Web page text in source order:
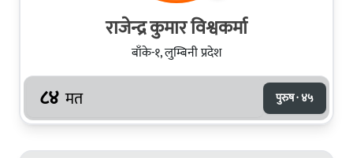
राजेन्द्र कुमार विश्वकर्मा
बाँके-१, लुम्बिनी प्रदेश
८४ मत पुरुष · ४५